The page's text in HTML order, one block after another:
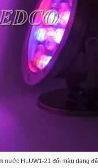
nước HLUW1-21 đổi màu dạng đế